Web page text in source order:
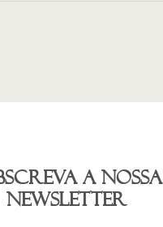
a nossa
newsletter